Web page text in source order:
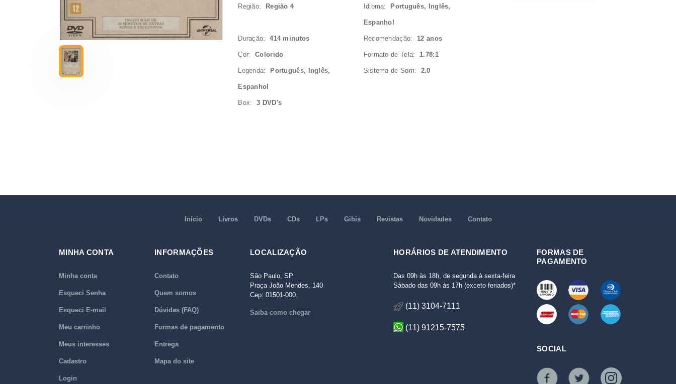
Região: Região 4 Idioma: Português, Inglês,
Espanhol
Duração:414 minutos Recomendação:12 anos
Cor:Colorido Formato de Tela:1.78:1
Legenda: Português, Inglês,
Espanhol
Sistema de Som: 2.0
Box:3 DVD's
Início Livros DVDs CDs LPs Gibis Revistas Novidades Contato
MINHA CONTA
Minha conta
Esqueci Senha
Esqueci E-mail
Meu carrinho
Meus interesses
Cadastro
Login
INFORMAÇÕES
Contato
Quem somos
Dúvidas (FAQ)
Formas de pagamento
Entrega
Mapa do site
LOCALIZAÇÃO
São Paulo, SP
Praça João Mendes, 140
Cep: 01501-000
Saiba como chegar
HORÁRIOS DE ATENDIMENTO
Das 09h às 18h, de segunda à sexta-feira
Sábado das 09h às 17h (exceto feriados)*
(11) 3104-7111
(11) 91215-7575
FORMAS DE
PAGAMENTO
SOCIAL